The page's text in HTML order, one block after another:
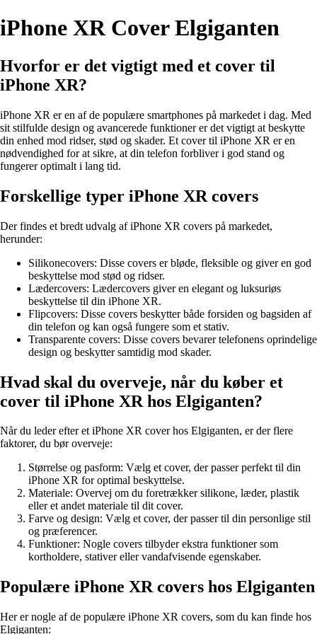
iPhone XR Cover Elgiganten
Hvorfor er det vigtigt med et cover til
iPhone XR?
iPhone XR er en af de populære smartphones på markedet i dag. Med
sit stilfulde design og avancerede funktioner er det vigtigt at beskytte
din enhed mod ridser, stød og skader. Et cover til iPhone XR er en
nødvendighed for at sikre, at din telefon forbliver i god stand og
fungerer optimalt i lang tid.
Forskellige typer iPhone XR covers
Der findes et bredt udvalg af iPhone XR covers på markedet,
herunder:
Silikonecovers: Disse covers er bløde, fleksible og giver en god
beskyttelse mod stød og ridser.
Lædercovers: Lædercovers giver en elegant og luksuriøs
beskyttelse til din iPhone XR.
Flipcovers: Disse covers beskytter både forsiden og bagsiden af
din telefon og kan også fungere som et stativ.
Transparente covers: Disse covers bevarer telefonens oprindelige
design og beskytter samtidig mod skader.
Hvad skal du overveje, når du køber et
cover til iPhone XR hos Elgiganten?
Når du leder efter et iPhone XR cover hos Elgiganten, er der flere
faktorer, du bør overveje:
Størrelse og pasform: Vælg et cover, der passer perfekt til din
iPhone XR for optimal beskyttelse.
Materiale: Overvej om du foretrækker silikone, læder, plastik
eller et andet materiale til dit cover.
Farve og design: Vælg et cover, der passer til din personlige stil
og præferencer.
Funktioner: Nogle covers tilbyder ekstra funktioner som
kortholdere, stativer eller vandafvisende egenskaber.
Populære iPhone XR covers hos Elgiganten
Her er nogle af de populære iPhone XR covers, som du kan finde hos
Elgiganten: